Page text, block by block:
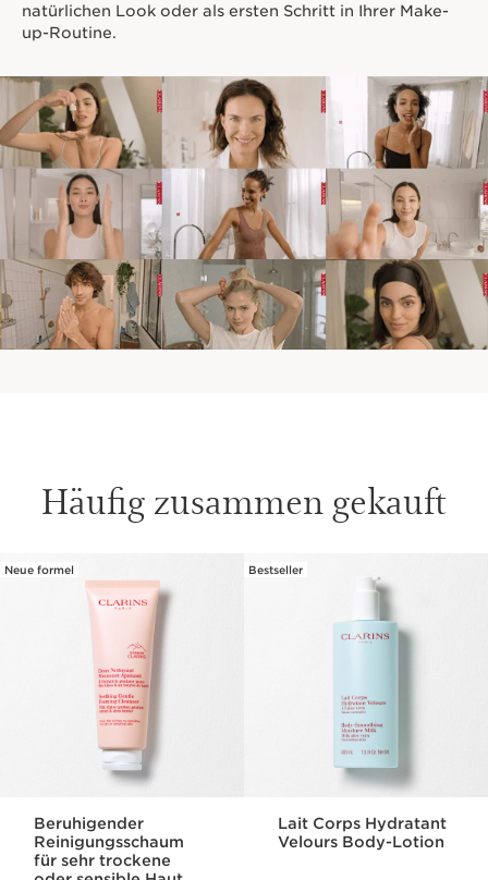
natürlichen Look oder als ersten Schritt in Ihrer Make-
up-Routine.
Häufig zusammen gekauft
WEITER ZUM INHALT
Neue formel
Beruhigender
Reinigungsschaum
für sehr trockene
Bestseller
Lait Corps Hydratant
Velours Body-Lotion